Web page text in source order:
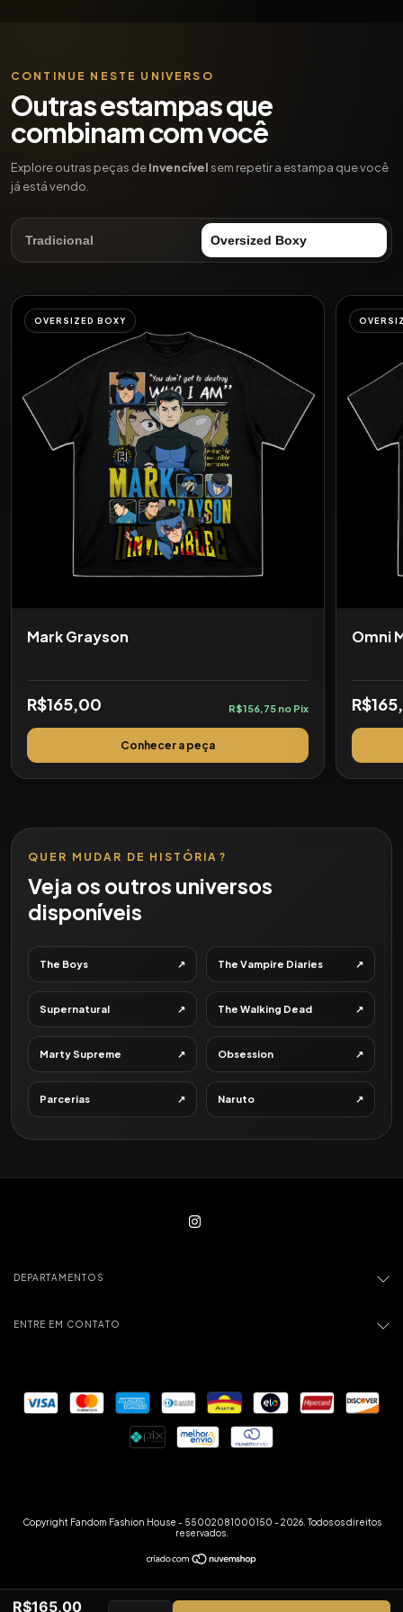
R$165,00
CONTINUE NESTE UNIVERSO
Outras estampas que
combinam com você
Explore outras peças deInvencívelsem repetir a estampa que você
já está vendo.
Tradicional Oversized Boxy
OVERSIZED BOXY
Mark Grayson
R$165,00 R$156,75 no Pix
Conhecer a peça
Omni
QUER MUDAR DE HISTÓRIA?
Veja os outros universos
disponíveis
The Boys ↗ The Vampire Diaries ↗
Supernatural ↗ The Walking Dead ↗
Marty Supreme ↗ Obsession ↗
Parcerias ↗ Naruto ↗
DEPARTAMENTOS
ENTRE EM CONTATO
Copyright Fandom Fashion House - 55002081000150 - 2026. Todos os direitos
reservados.